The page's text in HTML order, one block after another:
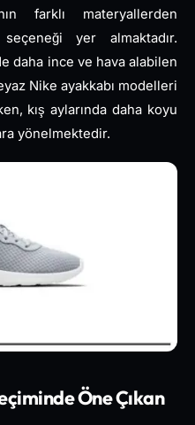
farklı materyallerden
yer almaktadır.
daha ince ve hava alabilen
Nike ayakkabı modelleri
kış aylarında daha koyu
yönelmektedir.
Öne Çıkan